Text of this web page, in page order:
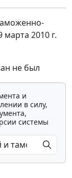
2010 г.
не был
и
в силу,
системы